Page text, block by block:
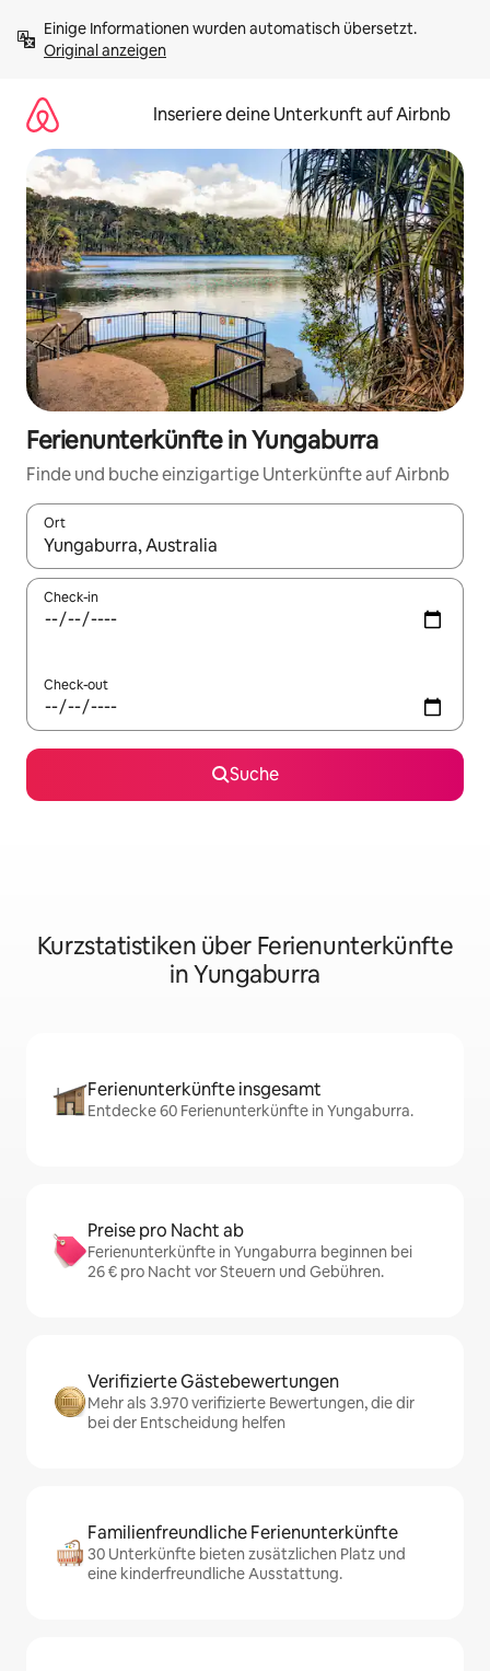
Inhalten
springenOriginal anzeigen
Inseriere deine Unterkunft auf Airbnb
Ferienunterkünfte in Yungaburra
Finde und buche einzigartige Unterkünfte auf Airbnb
Ort
Wenn Ergebnisse verfügbar sind, navigiere mit den
Check-in
Check-out
Suche
Kurzstatistiken über Ferienunterkünfte
in Yungaburra
Ferienunterkünfte insgesamt
Entdecke 60 Ferienunterkünfte in Yungaburra.
Preise pro Nacht ab
Ferienunterkünfte in Yungaburra beginnen bei
26 € pro Nacht vor Steuern und Gebühren.
Verifizierte Gästebewertungen
Mehr als 3.970 verifizierte Bewertungen, die dir
bei der Entscheidung helfen
Familienfreundliche Ferienunterkünfte
30 Unterkünfte bieten zusätzlichen Platz und
eine kinderfreundliche Ausstattung.